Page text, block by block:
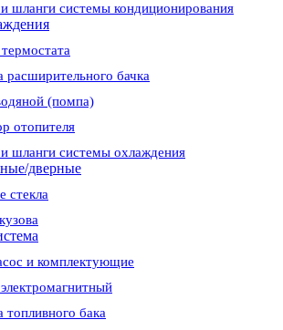
шланги системы кондиционирования
бачка
(помпа)
отопителя
шланги системы охлаждения
дверные
стекла
и комплектующие
бака